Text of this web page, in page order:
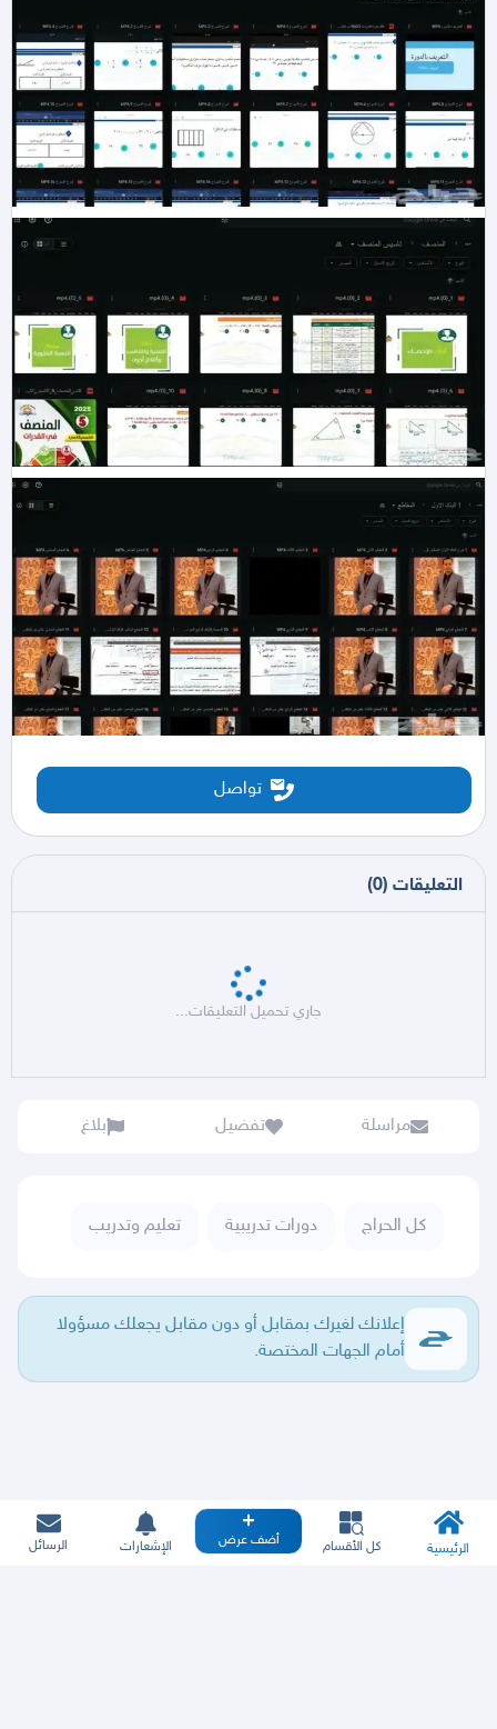
تواصل
التعليقات (
0
)
جاري تحميل التعليقات...
مراسلة تفضيل بلاغ
كل الحراج دورات تدريبية تعليم وتدريب
إعلانك لغيرك بمقابل أو دون مقابل يجعلك مسؤولا
أمام الجهات المختصة.
الرئيسية كل الأقسام أضف عرض الإشعارات الرسائل